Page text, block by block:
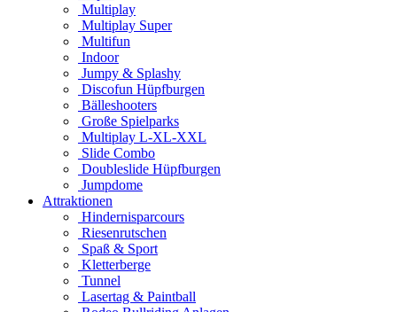
Multiplay
Multiplay Super
Multifun
Indoor
Jumpy & Splashy
Discofun Hüpfburgen
Bälleshooters
Große Spielparks
Multiplay L-XL-XXL
Slide Combo
Doubleslide Hüpfburgen
Jumpdome
Attraktionen
Hindernisparcours
Riesenrutschen
Spaß & Sport
Kletterberge
Tunnel
Lasertag & Paintball